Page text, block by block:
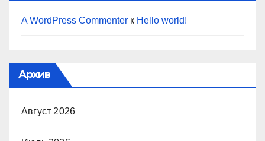
A WordPress Commenter к Hello world!
Архив
Август 2026